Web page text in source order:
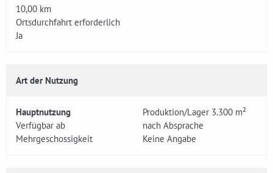
10,00 km
Ortsdurchfahrt erforderlich
Ja
Art der Nutzung
Hauptnutzung
Produktion/Lager 3.300 m²
Verfügbar ab
nach Absprache
Mehrgeschossigkeit
Keine Angabe